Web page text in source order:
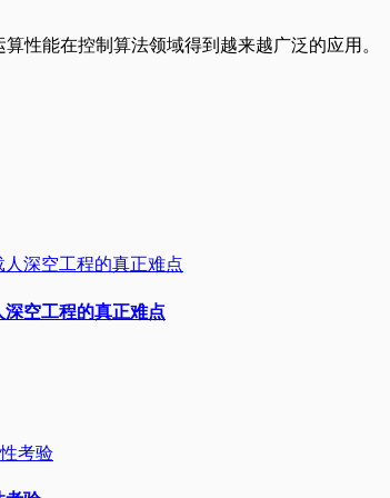
性能在控制算法领域得到越来越广泛的应用。
空工程的真正难点